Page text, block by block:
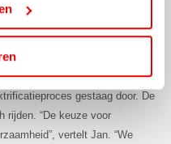
gestaag door. De
rijden. “De keuze voor
vertelt Jan. “We